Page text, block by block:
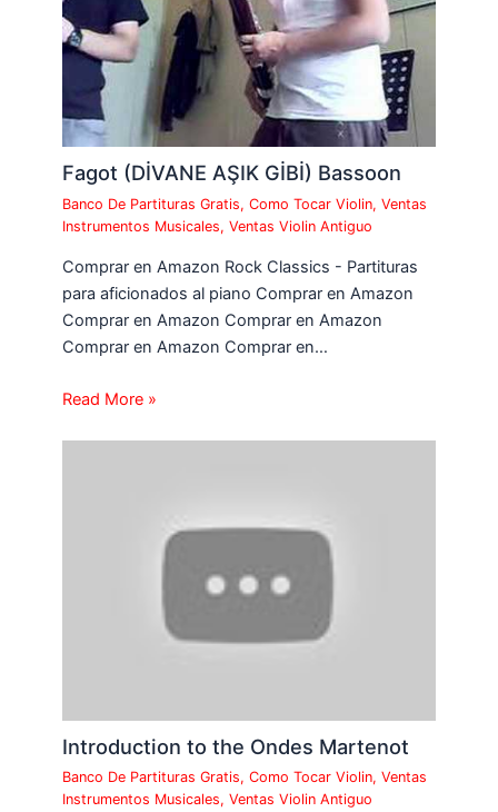
Fagot (DİVANE AŞIK GİBİ) Bassoon
Banco De Partituras Gratis,Como Tocar Violin,Ventas
Instrumentos Musicales,Ventas Violin Antiguo
Comprar en Amazon Rock Classics - Partituras
para aficionados al piano Comprar en Amazon
Comprar en Amazon Comprar en Amazon
Comprar en Amazon Comprar en…
Read More »
Introduction to the Ondes Martenot
Banco De Partituras Gratis,Como Tocar Violin,Ventas
Instrumentos Musicales,Ventas Violin Antiguo